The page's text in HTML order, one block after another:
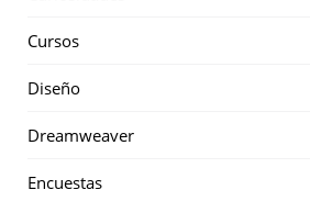
Cursos
Diseño
Dreamweaver
Encuestas